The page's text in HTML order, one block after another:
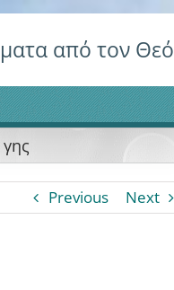
από τον Θεό
Previous Next